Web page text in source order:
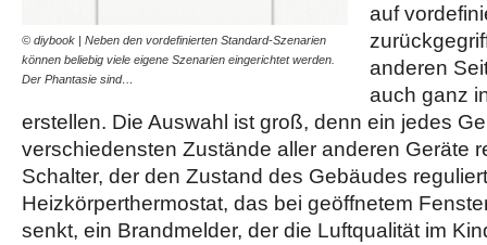
© diybook | Neben den vordefinierten Standard-Szenarien
können beliebig viele eigene Szenarien eingerichtet werden.
Der Phantasie sind…
auf
anderen
auch ganz
erstellen. Die Auswahl ist groß, denn ein jedes
verschiedensten Zustände aller anderen Geräte
Schalter, der den Zustand des Gebäudes
Heizkörperthermostat, das bei geöffnetem
senkt, ein Brandmelder, der die Luftqualität im